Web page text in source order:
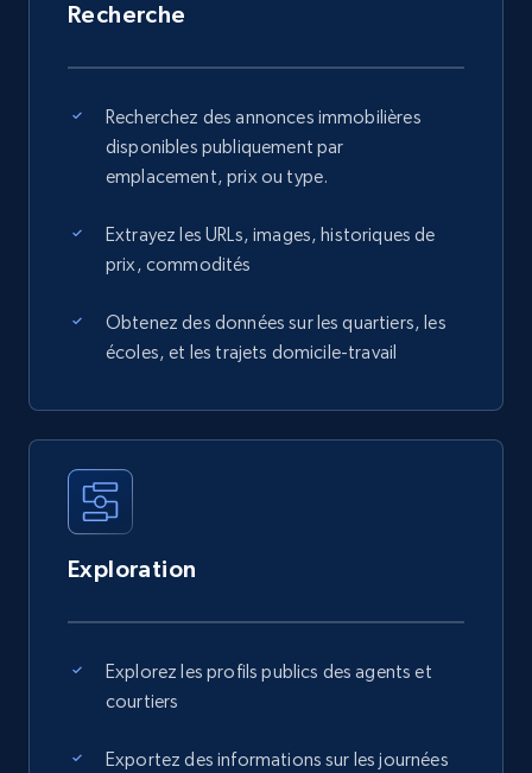
Recherche
Recherchez des annonces immobilières
disponibles publiquement par
emplacement, prix ou type.
Extrayez les URLs, images, historiques de
prix, commodités
Obtenez des données sur les quartiers, les
écoles, et les trajets domicile-travail
Exploration
Explorez les profils publics des agents et
courtiers
Exportez des informations sur les journées